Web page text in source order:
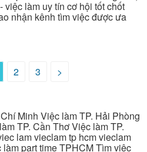
việc làm uy tín cơ hội tốt chốt
nhận kênh tìm việc được ưa
2 3 >
Minh Việc làm TP. Hải Phòng
TP. Cần Thơ Việc làm TP.
lam vieclam tp hcm vieclam
part time TPHCM Tìm việc